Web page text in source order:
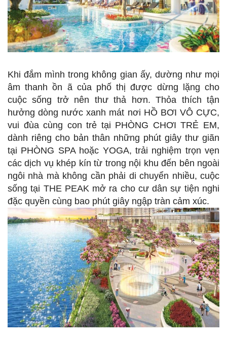
Khi đắm mình trong không gian ấy, dường như mọi
âm thanh ồn ã của phố thị được dừng lặng cho
cuộc sống trở nên thư thả hơn. Thỏa thích tận
hưởng dòng nước xanh mát nơi HỒ BƠI VÔ CỰC,
vui đùa cùng con trẻ tại PHÒNG CHƠI TRẺ EM,
dành riêng cho bản thân những phút giây thư giãn
tại PHÒNG SPA hoặc YOGA, trải nghiệm trọn vẹn
các dịch vụ khép kín từ trong nội khu đến bên ngoài
ngôi nhà mà không cần phải di chuyển nhiều, cuộc
sống tại THE PEAK mở ra cho cư dân sự tiện nghi
đặc quyền cùng bao phút giây ngập tràn cảm xúc.